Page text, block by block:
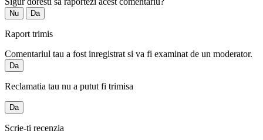
Nu Da
Raport trimis
Comentariul tau a fost inregistrat si va fi examinat de un moderator.
Da
Reclamatia tau nu a putut fi trimisa
Da
Scrie-ti recenzia